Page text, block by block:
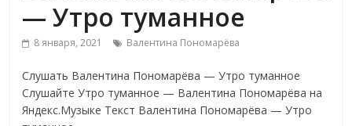
— Утро туманное
8 января, 2021 Валентина Пономарёва
Слушать Валентина Пономарёва — Утро туманное
Слушайте Утро туманное — Валентина Пономарёва на
Яндекс.Музыке Текст Валентина Пономарёва — Утро